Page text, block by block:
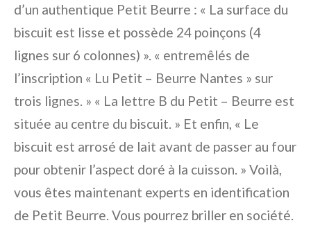
d’un authentique Petit Beurre : « La surface du
biscuit est lisse et possède 24 poinçons (4
lignes sur 6 colonnes) ». « entremêlés de
l’inscription « Lu Petit – Beurre Nantes » sur
trois lignes. » « La lettre B du Petit – Beurre est
située au centre du biscuit. » Et enfin, « Le
biscuit est arrosé de lait avant de passer au four
pour obtenir l’aspect doré à la cuisson. » Voilà,
vous êtes maintenant experts en identification
de Petit Beurre. Vous pourrez briller en société.